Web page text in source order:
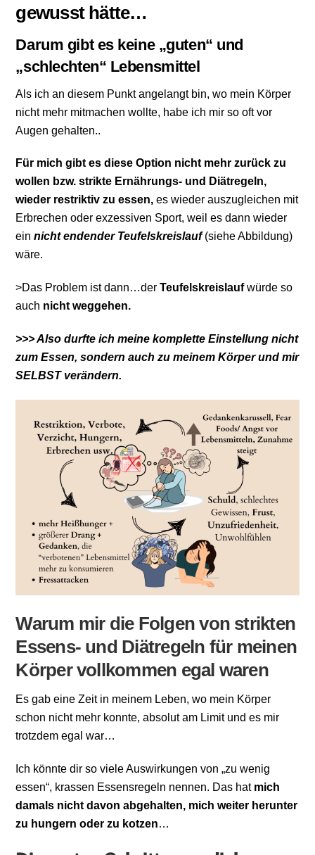
gewusst hätte…
Darum gibt es keine „guten“ und
„schlechten“ Lebensmittel
Als ich an diesem Punkt angelangt bin, wo mein Körper
nicht mehr mitmachen wollte, habe ich mir so oft vor
Augen gehalten..
Für mich gibt es diese Option nicht mehr zurück zu
wollen bzw. strikte Ernährungs- und Diätregeln,
wieder restriktiv zu essen, es wieder auszugleichen mit
Erbrechen oder exzessiven Sport, weil es dann wieder
einnicht endender Teufelskreislauf(siehe Abbildung)
wäre.
>Das Problem ist dann…derTeufelskreislaufwürde so
auch nicht weggehen.
>>> Also durfte ich meine komplette Einstellung nicht
zum Essen, sondern auch zu meinem Körper und mir
SELBST verändern.
Warum mir die Folgen von strikten
Essens- und Diätregeln für meinen
Körper vollkommen egal waren
Es gab eine Zeit in meinem Leben, wo mein Körper
schon nicht mehr konnte, absolut am Limit und es mir
trotzdem egal war…
Ich könnte dir so viele Auswirkungen von „zu wenig
essen“, krassen Essensregeln nennen. Das hat mich
damals nicht davon abgehalten, mich weiter herunter
zu hungern oder zu kotzen…